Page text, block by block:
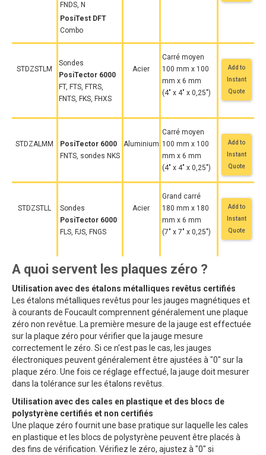
FNDS, N
PosiTest DFT
Combo
STDZSTLM
Sondes
PosiTector 6000
FT, FTS, FTRS,
FNTS, FKS, FHXS
Acier
Carré moyen
100 mm x 100
mm x 6 mm
(4" x 4" x 0,25")
STDZALMM
Add to
Instant
Quote
PosiTector 6000
FNTS, sondes NKS
Aluminium
Carré moyen
100 mm x 100
mm x 6 mm
(4" x 4" x 0,25")
STDZSTLL
Add to
Instant
Quote
Sondes
PosiTector 6000
FLS, FJS, FNGS
Acier
Grand carré
180 mm x 180
mm x 6 mm
(7" x 7" x 0,25")
Add to
Instant
Quote
A quoi servent les plaques zéro ?
Utilisation avec des étalons métalliques revêtus certifiés
Les étalons métalliques revêtus pour les jauges magnétiques et
à courants de Foucault comprennent généralement une plaque
zéro non revêtue. La première mesure de la jauge est effectuée
sur la plaque zéro pour vérifier que la jauge mesure
correctement le zéro. Si ce n'est pas le cas, les jauges
électroniques peuvent généralement être ajustées à "0" sur la
plaque zéro. Une fois ce réglage effectué, la jauge doit mesurer
dans la tolérance sur les étalons revêtus.
Utilisation avec des cales en plastique et des blocs de
polystyrène certifiés et non certifiés
Une plaque zéro fournit une base pratique sur laquelle les cales
en plastique et les blocs de polystyrène peuvent être placés à
des fins de vérification. Vérifiez le zéro, ajustez à "0" si